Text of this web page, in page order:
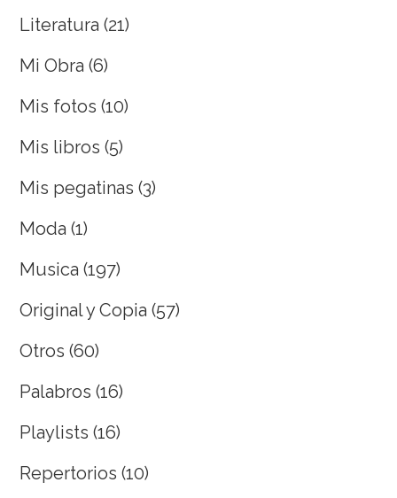
Literatura (21)
Mi Obra (6)
Mis fotos (10)
Mis libros (5)
Mis pegatinas (3)
Moda (1)
Musica (197)
Original y Copia (57)
Otros (60)
Palabros (16)
Playlists (16)
Repertorios (10)